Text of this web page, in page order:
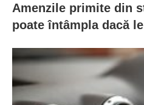
Amenzile primite din
poate întâmpla dacă